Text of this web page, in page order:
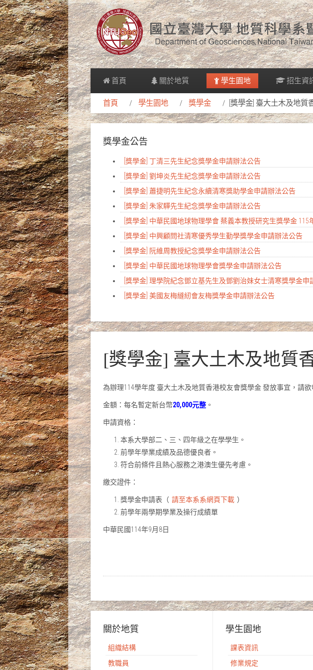
首頁 關於地質 學生園地 招生資
首頁 學生園地 獎學金 [獎學金] 臺大土木及地
獎學金公告
[獎學金] 丁清三先生紀念獎學金申請辦法公告
[獎學金] 劉坤炎先生紀念獎學金申請辦法公告
[獎學金] 蕭捷明先生紀念永續清寒獎助學金申請辦法公告
[獎學金] 朱家驊先生紀念獎學金申請辦法公告
[獎學金] 中華民國地球物理學會 蔡義本教授研究生獎學金
[獎學金] 中興顧問社清寒優秀學生勤學獎學金申請辦法公告
[獎學金] 阮維周教授紀念獎學金申請辦法公告
[獎學金] 中華民國地球物理學會獎學金申請辦法公告
[獎學金] 理學院紀念鄧立基先生及鄧劉治妹女士清寒獎學金申
[獎學金] 美國友梅縫紉會友梅獎學金申請辦法公告
[獎學金] 臺大土木及地質
為辦理114學年度 臺大土木及地質香港校友會獎學金 發放事宜，請
金額：每名暫定新台幣20,000元整 。
申請資格：
本系大學部二、三、四年級之在學學生。
前學年學業成績及品德優良者。
符合前條件且熱心服務之港澳生優先考慮。
繳交證件：
獎學金申請表（ 請至本系系網頁下載 ）
前學年兩學期學業及操行成績單
中華民國114年9月8日
關於地質
組織結構
教職員
學生園地
課表資訊
修業規定